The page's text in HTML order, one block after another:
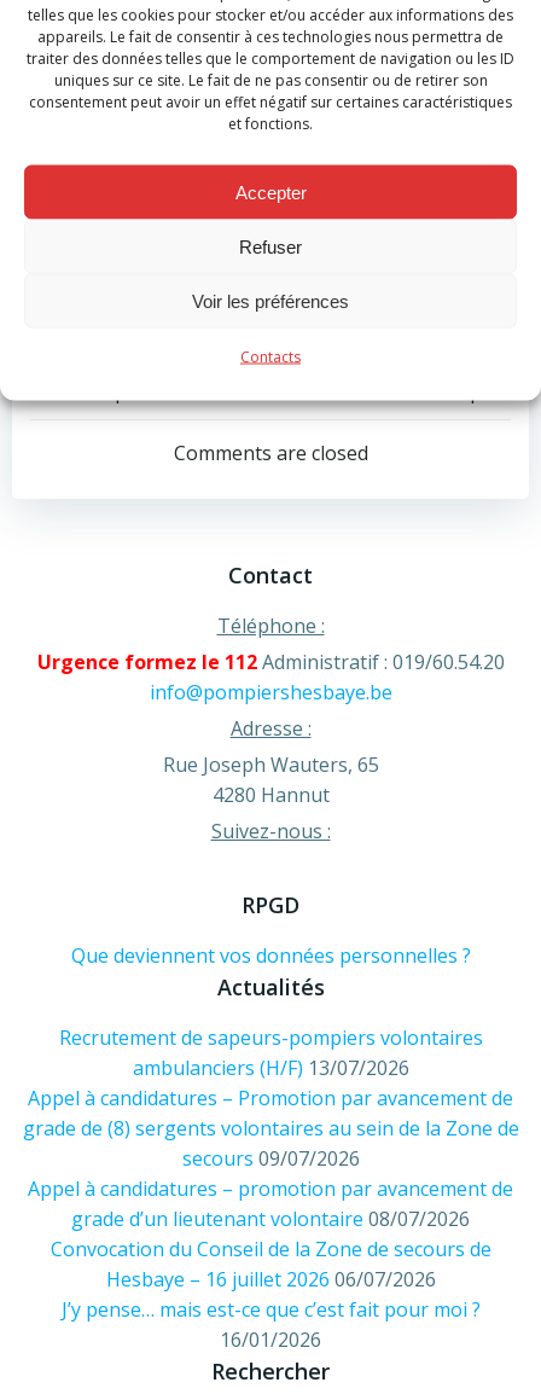
telles que les cookies pour stocker et/ou accéder aux informations des
appareils. Le fait de consentir à ces technologies nous permettra de
traiter des données telles que le comportement de navigation ou les ID
uniques sur ce site. Le fait de ne pas consentir ou de retirer son
consentement peut avoir un effet négatif sur certaines caractéristiques
et fonctions.
Accepter
Refuser
Voir les préférences
Contacts
Un détachement de la zone de secours Hesbaye sera
présent pour la cérémonie de samedi qui se
déroulera au poste de secours de Heusden. La zone
de secours participe à leur peine, leur adresse toute
sa compassion et son soutien et leur transmet ses
plus sincères condoléances et son témoignage de sa
sympathie.
Actualité
Post
navigation
Post
navigation
Comments are closed
Contact
Téléphone :
Urgence formez le 112Administratif : 019/60.54.20
info@pompiershesbaye.be
Adresse :
Rue Joseph Wauters, 65
4280 Hannut
Suivez-nous :
RPGD
Que deviennent vos données personnelles ?
Actualités
Recrutement de sapeurs-pompiers volontaires
ambulanciers (H/F) 13/07/2026
Appel à candidatures – Promotion par avancement de
grade de (8) sergents volontaires au sein de la Zone de
secours 09/07/2026
Appel à candidatures – promotion par avancement de
grade d’un lieutenant volontaire 08/07/2026
Convocation du Conseil de la Zone de secours de
Hesbaye – 16 juillet 2026 06/07/2026
J’y pense… mais est-ce que c’est fait pour moi ?
16/01/2026
Rechercher